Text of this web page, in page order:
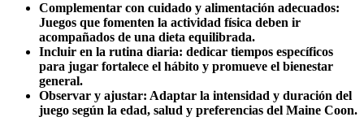
Complementar con cuidado y alimentación adecuados:
Juegos que fomenten la actividad física deben ir
acompañados de una dieta equilibrada.
Incluir en la rutina diaria: dedicar tiempos específicos
para jugar fortalece el hábito y promueve el bienestar
general.
Observar y ajustar: Adaptar la intensidad y duración del
juego según la edad, salud y preferencias del Maine Coon.